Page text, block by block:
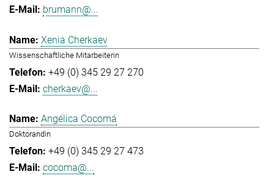
brumann@...
Xenia Cherkaev
Wissenschaftliche Mitarbeiterin
+49 (0) 345 29 27 270
cherkaev@...
Angélica Cocomá
Doktorandin
+49 (0) 345 29 27 473
cocoma@...